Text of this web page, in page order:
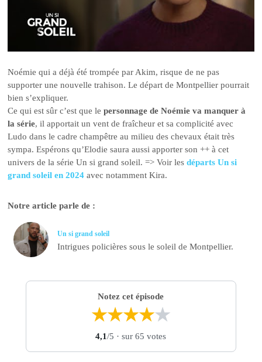
Noémie qui a déjà été trompée par Akim, risque de ne pas
supporter une nouvelle trahison. Le départ de Montpellier pourrait
bien s’expliquer.
Ce qui est sûr c’est que lepersonnage de Noémie va manquer à
la série, il apportait un vent de fraîcheur et sa complicité avec
Ludo dans le cadre champêtre au milieu des chevaux était très
sympa. Espérons qu’Elodie saura aussi apporter son ++ à cet
univers de la série Un si grand soleil. => Voir lesdéparts Un si
grand soleil en 2024 avec notamment Kira.
Notre article parle de :
Un si grand soleil
Intrigues policières sous le soleil de Montpellier.
Notez cet épisode
★★★★★
4,1/5 · sur 65 votes